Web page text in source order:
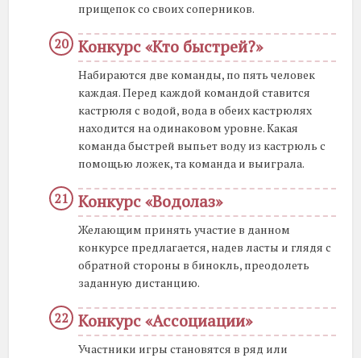
прищепок со своих соперников.
Конкурс «Кто быстрей?»
Набираются две команды, по пять человек
каждая. Перед каждой командой ставится
кастрюля с водой, вода в обеих кастрюлях
находится на одинаковом уровне. Какая
команда быстрей выпьет воду из кастрюль с
помощью ложек, та команда и выиграла.
Конкурс «Водолаз»
Желающим принять участие в данном
конкурсе предлагается, надев ласты и глядя с
обратной стороны в бинокль, преодолеть
заданную дистанцию.
Конкурс «Ассоциации»
Участники игры становятся в ряд или